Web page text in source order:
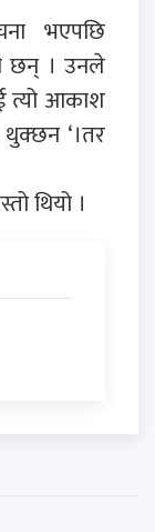
भएपछि
छन् । उनले
त्यो आकाश
‘।तर
थियो ।